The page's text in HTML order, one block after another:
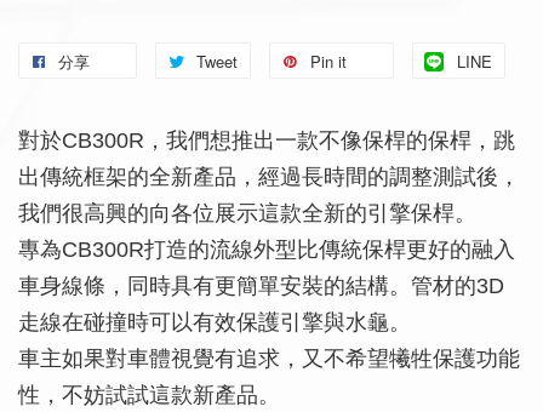
分享 Tweet Pin it LINE
對於CB300R，我們想推出一款不像保桿的保桿，跳
出傳統框架的全新產品，經過長時間的調整測試後，
我們很高興的向各位展示這款全新的引擎保桿。
專為CB300R打造的流線外型比傳統保桿更好的融入
車身線條，同時具有更簡單安裝的結構。管材的3D
走線在碰撞時可以有效保護引擎與水龜。
車主如果對車體視覺有追求，又不希望犧牲保護功能
性，不妨試試這款新產品。